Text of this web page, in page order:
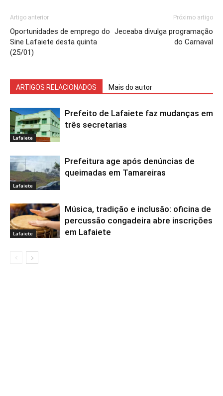
Artigo anterior
Oportunidades de emprego do
Sine Lafaiete desta quinta
(25/01)
Próximo artigo
Jeceaba divulga programação
do Carnaval
ARTIGOS RELACIONADOS Mais do autor
Lafaiete
Prefeito de Lafaiete faz mudanças em
três secretarias
Lafaiete
Prefeitura age após denúncias de
queimadas em Tamareiras
Lafaiete
Música, tradição e inclusão: oficina de
percussão congadeira abre inscrições
em Lafaiete